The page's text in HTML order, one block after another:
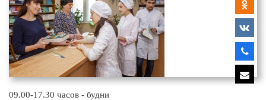
09.00-17.30 часов - будни